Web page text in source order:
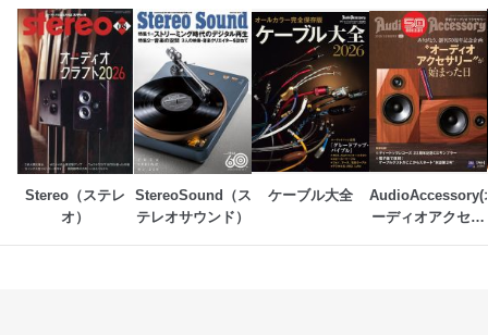
得・利用・提供を行います。また、当社が保有している
個人情報は、同意を得ずに目的外利用、第三者への提
供・開示は行いません。当社においてはこれらの取り組
みを確実にするため、従業者等の教育を徹底してまいり
ます。また、目的外利用を行わないために、適切な管理
措置を講じます。
法令遵守
当社は、個人情報に関連する法令、国が定める指針及び
その他の規範を遵守します。また、当社の管理の仕組み
Stereo（ステレ
オ）
StereoSound（ス
テレオサウンド）
ケーブル大全
AudioAccessory(
ーディオアクセサ